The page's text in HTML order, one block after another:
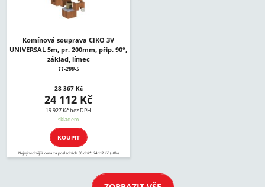
Komínová souprava CIKO 3V
UNIVERSAL 5m, pr. 200mm, přip. 90°,
základ, límec
11-200-5
28 367 Kč
24 112 Kč
19 927 Kč bez DPH
skladem
KOUPIT
Nejvýhodnější cena za posledních 30 dní*: 24 112 Kč (+0%)